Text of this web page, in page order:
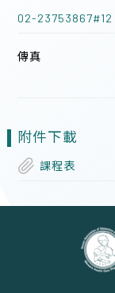
02-23753867#12
傳真
附件下載
課程表